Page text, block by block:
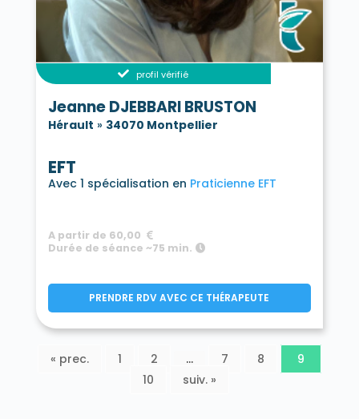
profil vérifié
Jeanne DJEBBARI BRUSTON
Hérault » 34070 Montpellier
EFT
Avec 1 spécialisation en Praticienne EFT
A partir de 60,00
Durée de séance ~75 min.
PRENDRE RDV AVEC CE THÉRAPEUTE
« prec. 1 2 … 7 8
9
10
suiv. »